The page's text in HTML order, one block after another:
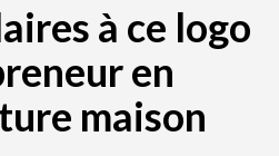
à ce logo
en
maison